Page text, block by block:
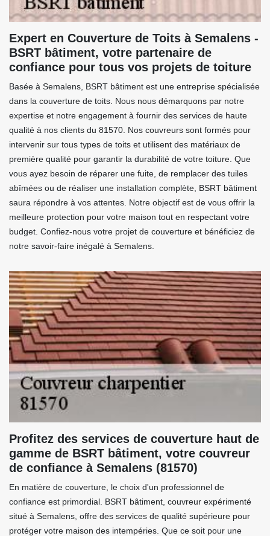
Expert en Couverture de Toits à Semalens -
BSRT bâtiment, votre partenaire de
confiance pour tous vos projets de toiture
Basée à Semalens, BSRT bâtiment est une entreprise spécialisée
dans la couverture de toits. Nous nous démarquons par notre
expertise et notre engagement à fournir des services de haute
qualité à nos clients du 81570. Nos couvreurs sont formés pour
intervenir sur tous types de toits et utilisent des matériaux de
première qualité pour garantir la durabilité de votre toiture. Que
vous ayez besoin de réparer une fuite, de remplacer des tuiles
abîmées ou de réaliser une installation complète, BSRT bâtiment
saura répondre à vos attentes. Notre objectif est de vous offrir la
meilleure protection pour votre maison tout en respectant votre
budget. Confiez-nous votre projet de couverture et bénéficiez de
notre savoir-faire inégalé à Semalens.
Profitez des services de couverture haut de
gamme de BSRT bâtiment, votre couvreur
de confiance à Semalens (81570)
En matière de couverture, le choix d'un professionnel de
confiance est primordial. BSRT bâtiment, couvreur expérimenté
situé à Semalens, offre des services de qualité supérieure pour
protéger votre maison des intempéries. Que ce soit pour une